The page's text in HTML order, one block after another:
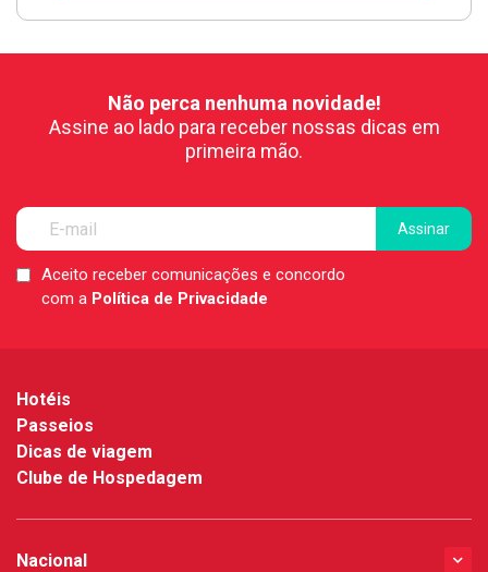
Não perca nenhuma novidade!
Assine ao lado para receber nossas dicas em
primeira mão.
LGPDAceito receber comunicações e concordo
com a Política de Privacidade
Hotéis
Passeios
Dicas de viagem
Clube de Hospedagem
Nacional